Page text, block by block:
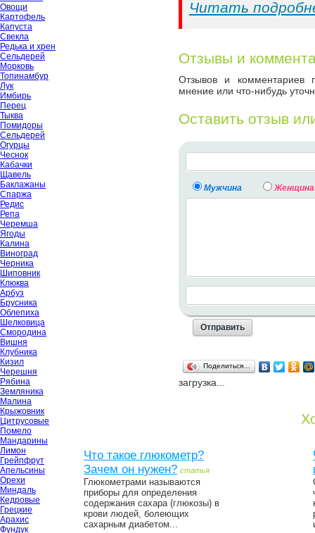
Овощи
Картофель
Капуста
Свекла
Редька и хрен
Сельдерей
Морковь
Топинамбур
Лук
Имбирь
Перец
Тыква
Помидоры
Сельдерей
Огурцы
Чеснок
Кабачки
Щавель
Баклажаны
Спаржа
Редис
Репа
Черемша
Ягоды
Калина
Виноград
Черника
Шиповник
Клюква
Арбуз
Брусника
Облепиха
Шелковица
Смородина
Вишня
Клубника
Кизил
Черешня
Рябина
Земляника
Малина
Крыжовник
Цитрусовые
Помело
Мандарины
Лимон
Грейпфрут
Апельсины
Орехи
Миндаль
Кедровые
Грецкие
Арахис
Фундук
Читать
Отзывы и
Отзывов и комментариев
мнение или что-нибудь
Оставить отзыв
Мужчина Женщина
Поделиться…
загрузка...
Что такое глюкометр?
Зачем он нужен? статья
Глюкометрами называются
приборы для определения
содержания сахара (глюкозы) в
крови людей, болеющих
сахарным диабетом...